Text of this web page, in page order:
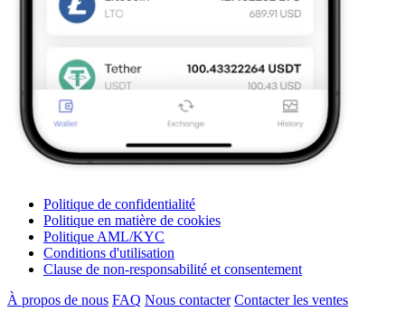
Politique de confidentialité
Politique en matière de cookies
Politique AML/KYC
Conditions d'utilisation
Clause de non-responsabilité et consentement
À propos de nous FAQ Nous contacter Contacter les ventes